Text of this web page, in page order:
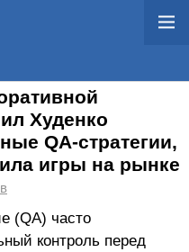
Худенко
QA-стратегии,
игры на рынке
(QA) часто
контроль перед